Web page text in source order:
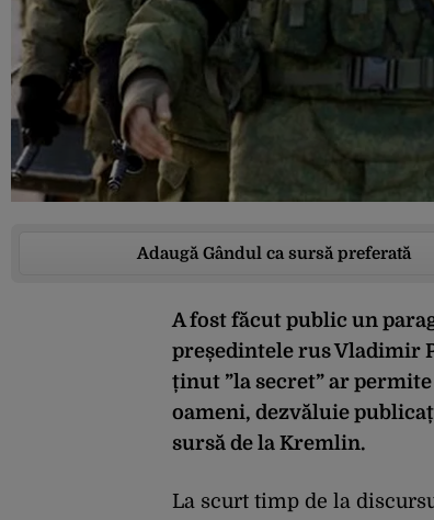
Adaugă Gândul ca sursă preferată
A fost făcut public un
președintele rus Vladimir
ținut ”la secret” ar
oameni, dezvăluie
sursă de la Kremlin.
La scurt timp de la